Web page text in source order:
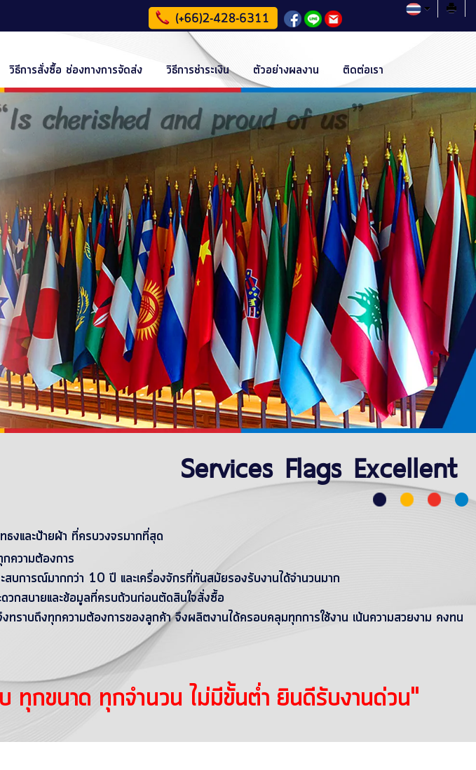
วิธีการสั่งซื้อ ช่องทางการจัดส่ง วิธีการชำระเงิน ตัวอย่างผลงาน ติดต่อเรา
Services Flags Excellent
ธงและป้ายผ้า ที่ครบวงจรมากที่สุด
ความต้องการ
สบการณ์มากกว่า 10 ปี และเครื่องจักรที่ทันสมัยรองรับงานได้จำนวนมาก
ดวกสบายและข้อมูลที่ครบถ้วนก่อนตัดสินใจสั่งซื้อ
ทราบถึงทุกความต้องการของลูกค้า จึงผลิตงานได้ครอบคลุมทุกการใช้งาน เน้นความสวยงาม คงทน
ทุกขนาด ทุกจำนวน ไม่มีขั้นต่ำ ยินดีรับงานด่วน"